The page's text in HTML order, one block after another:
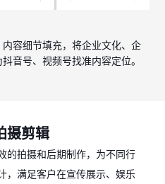
容细节填充，将企业文化、企
音号、视频号找准内容定位。
摄剪辑
的拍摄和后期制作，为不同行
，满足客户在宣传展示、娱乐